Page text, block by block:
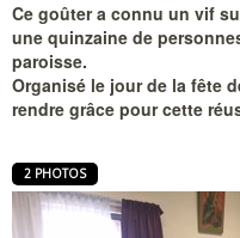
Ce goûter a connu un vif
une quinzaine de
paroisse.
Organisé le jour de la fête
rendre grâce pour cette
2 PHOTOS